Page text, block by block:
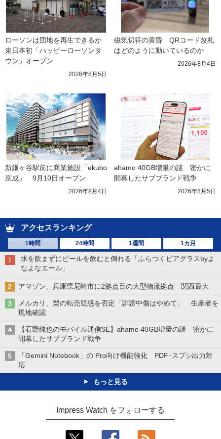
ローソンは団地を再生できるか
東日本初「ハッピーローソンタ
ウン」オープン
2026年8月5日
磁気切符の黄昏　QRコード改札
はどのように動いているのか
2026年8月4日
新鎌ヶ谷駅前に商業施設「ekubo
京成」　9月10日オープン
2026年8月4日
ahamo 40GB増量の謎　密かに
開幕したサブブランド戦争
2026年8月5日
アクセスランキング
1時間 24時間 1週間 1カ月
水を飲まずにビールを飲むと倒れる「ふらつくビアグラスbyよ
なよなエール」
アマゾン、兵庫県尼崎市に2拠点目の大型物流拠点 関西最大
メルカリ、梨の転売疑惑を否定「誹謗中傷はやめて」 生産者を
現地確認
【石野純也のモバイル通信SE】ahamo 40GB増量の謎 密かに
開幕したサブブランド戦争
「Gemini Notebook」の Pro向け機能強化 PDF･スプシ出力対
応
もっと見る
Impress Watch をフォローする